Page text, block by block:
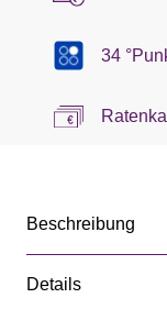
34
Beschreibung
Details